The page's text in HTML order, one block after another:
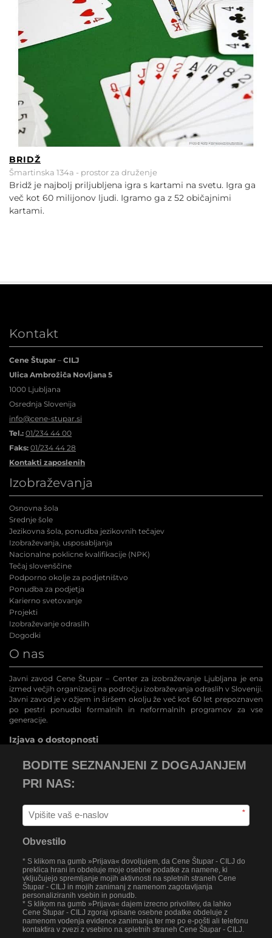
BRIDŽ
Šmartinska 134a - prostor za druženje
Bridž je najbolj priljubljena igra s kartami na svetu. Igra ga
več kot 60 milijonov ljudi. Igramo ga z 52 običajnimi
kartami.
Kontakt
Cene Štupar – CILJ
Ulica Ambrožiča Novljana 5
1000 Ljubljana
Osrednja Slovenija
info@cene-stupar.si
Tel.: 01/234 44 00
Faks: 01/234 44 28
Kontakti zaposlenih
Izobraževanja
Osnovna šola
Srednje šole
Jezikovna šola, ponudba jezikovnih tečajev
Izobraževanja, usposabljanja
Nacionalne poklicne kvalifikacije (NPK)
Tečaj slovenščine
Podporno okolje za podjetništvo
Ponudba za podjetja
Karierno svetovanje
Projekti
Izobraževanje odraslih
Dogodki
O nas
Javni zavod Cene Štupar – Center za izobraževanje Ljubljana je ena
izmed večjih organizacij na področju izobraževanja odraslih v Sloveniji.
Javni zavod je v ožjem in širšem okolju že več kot 60 let prepoznaven
po pestri ponudbi formalnih in neformalnih programov za vse
generacije.
Izjava o dostopnosti
BODITE SEZNANJENI Z DOGAJANJEM
PRI NAS:
*
Obvestilo
* S klikom na gumb »Prijava« dovoljujem, da Cene Štupar - CILJ do
preklica hrani in obdeluje moje osebne podatke za namene, ki
vključujejo spremljanje mojih aktivnosti na spletnih straneh Cene
Štupar - CILJ in mojih zanimanj z namenom zagotavljanja
personaliziranih vsebin in ponudb.
* S klikom na gumb »Prijava« dajem izrecno privolitev, da lahko
Cene Štupar - CILJ zgoraj vpisane osebne podatke obdeluje z
namenom vodenja evidence zanimanja ter me po e-pošti ali telefonu
kontaktira v zvezi z vsebino na spletnih straneh Cene Štupar - CILJ.